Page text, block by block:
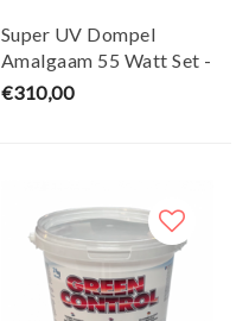
Super UV Dompel
Amalgaam 55 Watt Set -
Air Aqua
€310,00